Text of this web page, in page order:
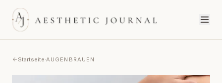
Startseite·AUGENBRAUEN